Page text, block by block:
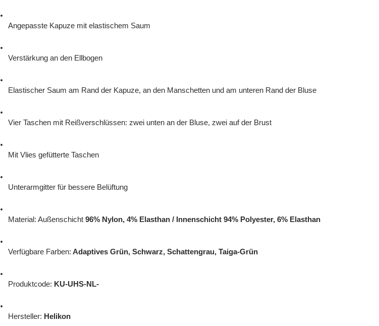
Angepasste Kapuze mit elastischem Saum
Verstärkung an den Ellbogen
Elastischer Saum am Rand der Kapuze, an den Manschetten und am unteren Rand der Bluse
Vier Taschen mit Reißverschlüssen: zwei unten an der Bluse, zwei auf der Brust
Mit Vlies gefütterte Taschen
Unterarmgitter für bessere Belüftung
Material: Außenschicht 96% Nylon, 4% Elasthan / Innenschicht 94% Polyester, 6% Elasthan
Verfügbare Farben: Adaptives Grün, Schwarz, Schattengrau, Taiga-Grün
Produktcode: KU-UHS-NL-
Hersteller: Helikon